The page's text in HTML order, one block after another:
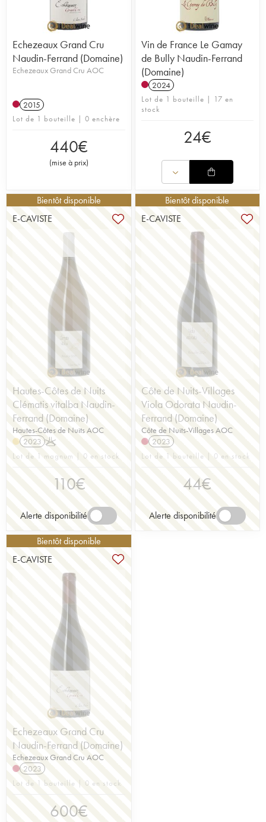
Echezeaux Grand Cru
Naudin-Ferrand (Domaine)
Echezeaux Grand Cru AOC
2015
Lot de 1 bouteille | 0 enchère
440€
(mise à prix)
Vin de France Le Gamay
de Bully Naudin-Ferrand
(Domaine)
2024
Lot de 1 bouteille | 17 en
stock
24€
Bientôt disponible
E-CAVISTE
Hautes-Côtes de Nuits
Clématis vitalba Naudin-
Ferrand (Domaine)
Hautes-Côtes de Nuits AOC
2023 K
Lot de 1 magnum | 0 en stock
110€
Alerte disponibilité
Bientôt disponible
E-CAVISTE
Côte de Nuits-Villages
Viola Odorata Naudin-
Ferrand (Domaine)
Côte de Nuits-Villages AOC
2023
Lot de 1 bouteille | 0 en stock
44€
Alerte disponibilité
Bientôt disponible
E-CAVISTE
Echezeaux Grand Cru
Naudin-Ferrand (Domaine)
Echezeaux Grand Cru AOC
2023
Lot de 1 bouteille | 0 en stock
600€